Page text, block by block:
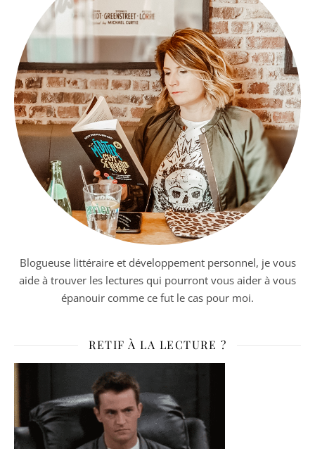
Blogueuse littéraire et développement personnel, je vous
aide à trouver les lectures qui pourront vous aider à vous
épanouir comme ce fut le cas pour moi.
RETIF À LA LECTURE ?